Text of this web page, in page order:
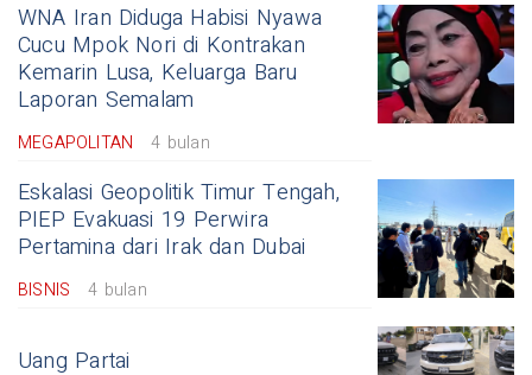
WNA Iran Diduga Habisi Nyawa
Cucu Mpok Nori di Kontrakan
Kemarin Lusa, Keluarga Baru
Laporan Semalam
MEGAPOLITAN 4 bulan
Eskalasi Geopolitik Timur Tengah,
PIEP Evakuasi 19 Perwira
Pertamina dari Irak dan Dubai
BISNIS 4 bulan
Uang Partai